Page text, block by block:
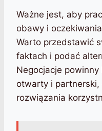
Ważne jest, aby
obawy i
Warto przedstawić
faktach i podać
Negocjacje
otwarty i partnerski,
rozwiązania